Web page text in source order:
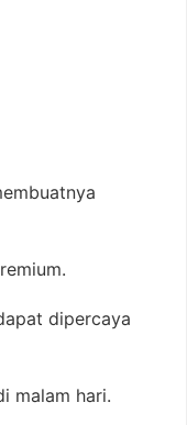
dipercaya
malam hari.